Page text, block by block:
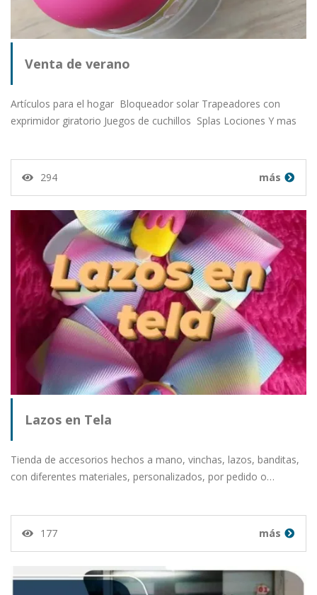
Venta de verano
Artículos para el hogar Bloqueador solar Trapeadores con
exprimidor giratorio Juegos de cuchillos Splas Lociones Y mas
294 más
Lazos en Tela
Tienda de accesorios hechos a mano, vinchas, lazos, banditas,
con diferentes materiales, personalizados, por pedido o…
177 más